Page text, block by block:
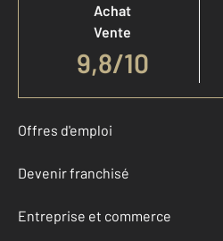
Achat
Vente
9,8/10
Offres d'emploi
Devenir franchisé
Entreprise et commerce